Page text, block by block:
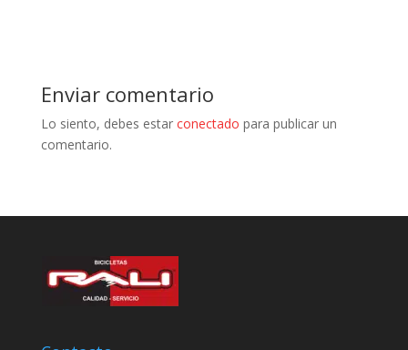
Enviar comentario
Lo siento, debes estar conectado para publicar un
comentario.